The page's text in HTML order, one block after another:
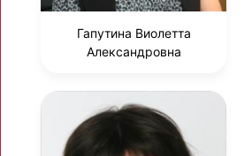
Гапутина Виолетта
Александровна